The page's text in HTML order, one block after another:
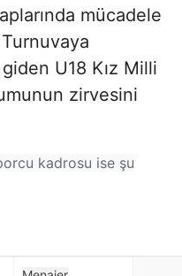
mücadele
U18 Kız Milli
zirvesini
kadrosu ise şu